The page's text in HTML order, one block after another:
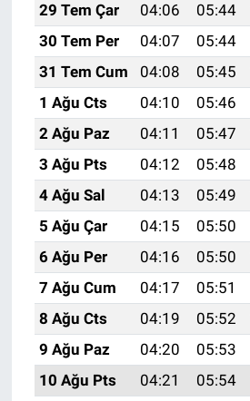
29 Tem Çar
04:06 05:44
30 Tem Per
04:07 05:44
31 Tem Cum
04:08 05:45
1 Ağu Cts
04:10 05:46
2 Ağu Paz
04:11 05:47
3 Ağu Pts
04:12 05:48
4 Ağu Sal
04:13 05:49
5 Ağu Çar
04:15 05:50
6 Ağu Per
04:16 05:50
7 Ağu Cum
04:17 05:51
8 Ağu Cts
04:19 05:52
9 Ağu Paz
04:20 05:53
10 Ağu Pts
04:21 05:54